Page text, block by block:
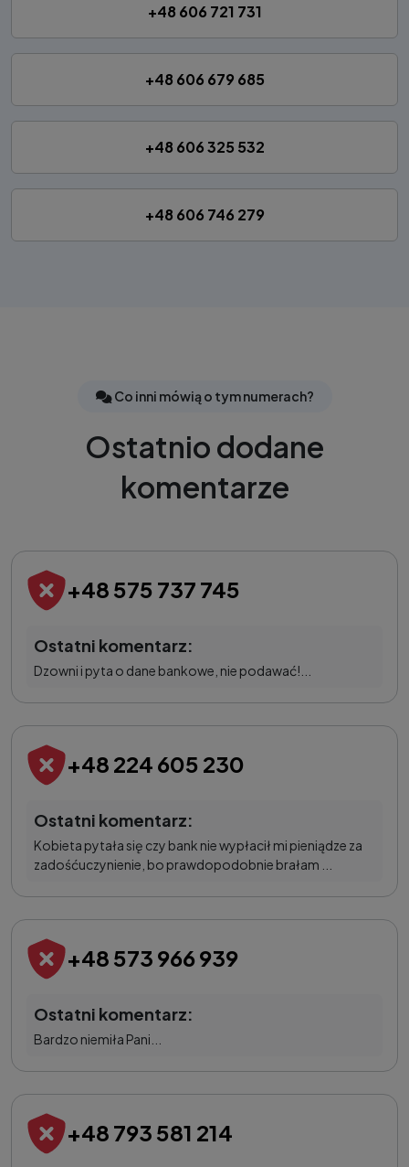
+48 606 721 731
+48 606 679 685
+48 606 325 532
+48 606 746 279
Co inni mówią o tym numerach?
Ostatnio dodane
komentarze
+48 575 737 745
Ostatni komentarz:
Dzowni i pyta o dane bankowe, nie podawać!...
+48 224 605 230
Ostatni komentarz:
Kobieta pytała się czy bank nie wypłacił mi pieniądze za
zadośćuczynienie, bo prawdopodobnie brałam ...
+48 573 966 939
Ostatni komentarz:
Bardzo niemiła Pani...
+48 793 581 214